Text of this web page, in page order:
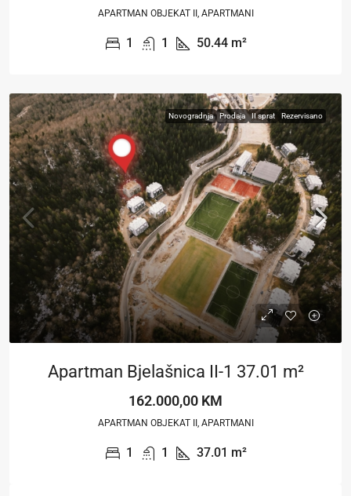
APARTMAN OBJEKAT II, APARTMANI
1 1 50.44 m²
Novogradnja Prodaja II sprat Rezervisano
Apartman Bjelašnica II-1 37.01 m²
162.000,00 KM
APARTMAN OBJEKAT II, APARTMANI
1 1 37.01 m²